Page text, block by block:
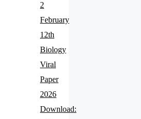
2
February
12th
Biology
Viral
Paper
2026
Download: